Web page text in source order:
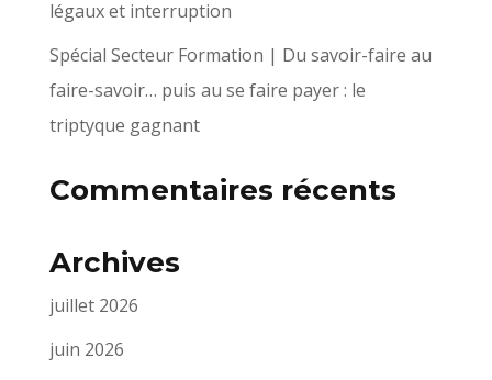
légaux et interruption
Spécial Secteur Formation | Du savoir-faire au
faire-savoir… puis au se faire payer : le
triptyque gagnant
Commentaires récents
Archives
juillet 2026
juin 2026